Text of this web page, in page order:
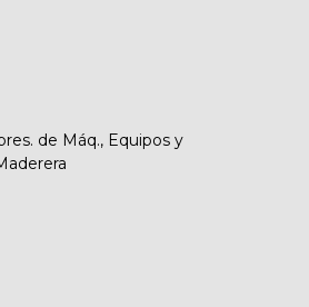
de Máq., Equipos y